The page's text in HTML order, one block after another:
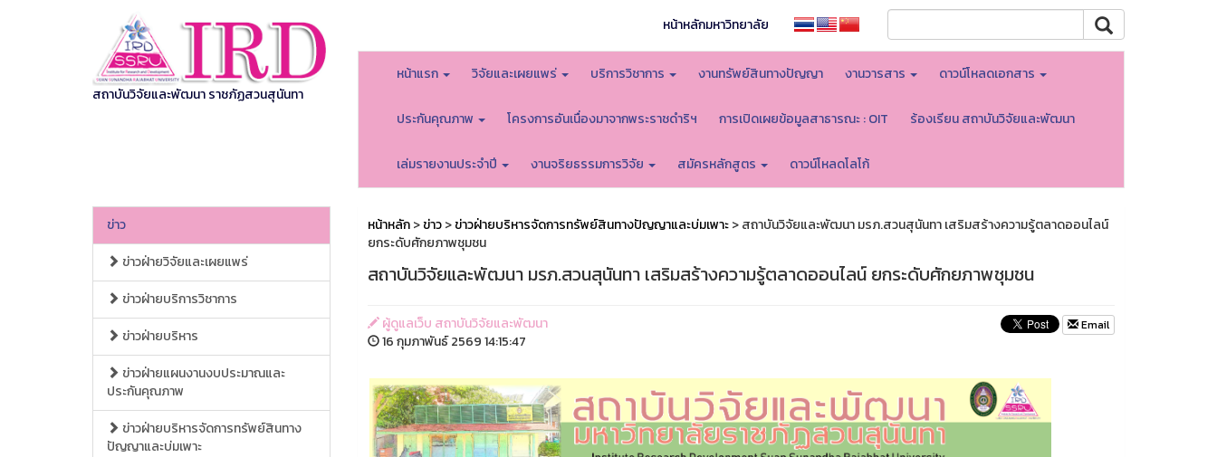
สถาบันวิจัยและพัฒนา ราชภัฏสวนสุนันทา
หน้าหลักมหาวิทยาลัย
หน้าแรก วิจัยและเผยแพร่ บริการวิชาการ งานทรัพย์สินทางปัญญา งานวารสาร ดาวน์โหลดเอกสาร
ประกันคุณภาพ โครงการอันเนื่องมาจากพระราชดำริฯ การเปิดเผยข้อมูลสาธารณะ : OIT ร้องเรียน สถาบันวิจัยและพัฒนา
เล่มรายงานประจำปี งานจริยธรรมการวิจัย สมัครหลักสูตร ดาวน์โหลดโลโก้
ข่าว
ข่าวฝ่ายวิจัยและเผยแพร่
ข่าวฝ่ายบริการวิชาการ
ข่าวฝ่ายบริหาร
ข่าวฝ่ายแผนงานงบประมาณและ
ประกันคุณภาพ
ข่าวฝ่ายบริหารจัดการทรัพย์สินทาง
ปัญญาและบ่มเพาะ
หน้าหลัก>ข่าว>ข่าวฝ่ายบริหารจัดการทรัพย์สินทางปัญญาและบ่มเพาะ> สถาบันวิจัยและพัฒนา มรภ.สวนสุนันทา เสริมสร้างความรู้ตลาดออนไลน์
ยกระดับศักยภาพชุมชน
สถาบันวิจัยและพัฒนา มรภ.สวนสุนันทา เสริมสร้างความรู้ตลาดออนไลน์ ยกระดับศักยภาพชุมชน
ผู้ดูแลเว็บ สถาบันวิจัยและพัฒนา
16 กุมภาพันธ์ 2569 14:15:47
Email